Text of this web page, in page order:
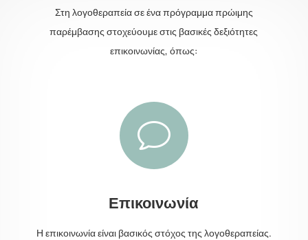
Στη λογοθεραπεία σε ένα πρόγραμμα πρώιμης
παρέμβασης στοχεύουμε στις βασικές δεξιότητες
επικοινωνίας, όπως:
v
Επικοινωνία
Η επικοινωνία είναι βασικός στόχος της λογοθεραπείας.